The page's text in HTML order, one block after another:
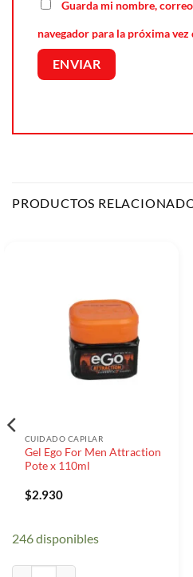
Guarda mi nombre,
navegador para la próxima vez
PRODUCTOS
CUIDADO CAPILAR
Gel Ego For Men Attraction
Pote x 110ml
$2.930
246 disponibles